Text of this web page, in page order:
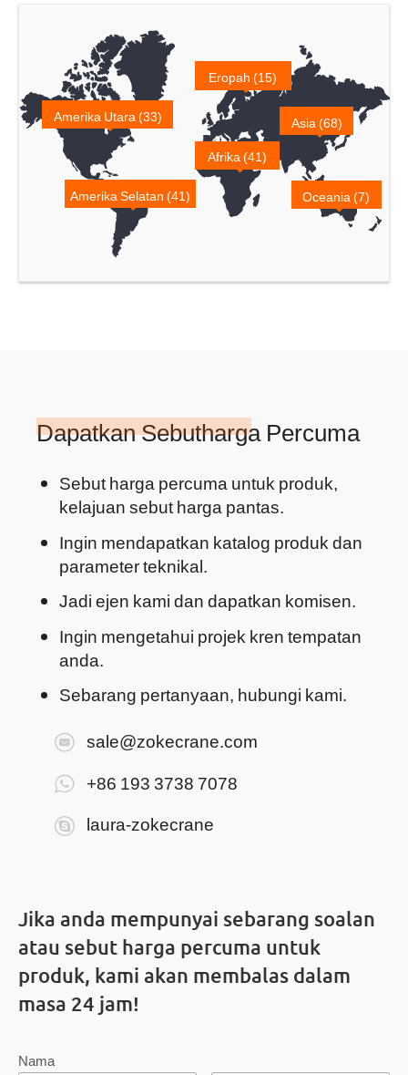
Eropah (15)
Amerika Utara (33) Asia (68)
Afrika (41)
Amerika Selatan (41) Oceania (7)
Dapatkan Sebutharga Percuma
Sebut harga percuma untuk produk,
kelajuan sebut harga pantas.
Ingin mendapatkan katalog produk dan
parameter teknikal.
Jadi ejen kami dan dapatkan komisen.
Ingin mengetahui projek kren tempatan
anda.
Sebarang pertanyaan, hubungi kami.
sale@zokecrane.com
+86 193 3738 7078
laura-zokecrane
Jika anda mempunyai sebarang soalan
atau sebut harga percuma untuk
produk, kami akan membalas dalam
masa 24 jam!
Nama